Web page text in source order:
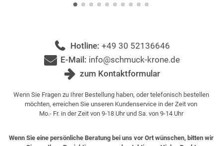
Hotline: +49 30 52136646
E-Mail: info@schmuck-krone.de
zum Kontaktformular
Wenn Sie Fragen zu Ihrer Bestellung haben, oder telefonisch bestellen
möchten, erreichen Sie unseren Kundenservice in der Zeit von
Mo.- Fr. in der Zeit von 9-18 Uhr und Sa. von 9-14 Uhr
Wenn Sie eine persönliche Beratung bei uns vor Ort wünschen, bitten wir